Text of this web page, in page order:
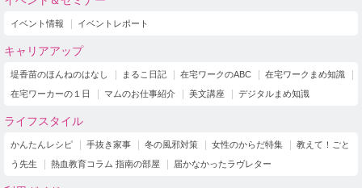
イベント情報 イベントレポート
キャリアアップ
堤香苗のほんねのはなし まるこ日記 在宅ワークのABC
在宅ワークまめ知識
在宅ワーカーの１日
マムのお仕事紹介 美文講座 デジタルまめ知識
ライフスタイル
かんたんレシピ 手抜き家事 冬の風邪対策 女性のからだ特集
教えて！ごと
う先生
熱血教育コラム 指南の部屋 届かなかったラヴレター